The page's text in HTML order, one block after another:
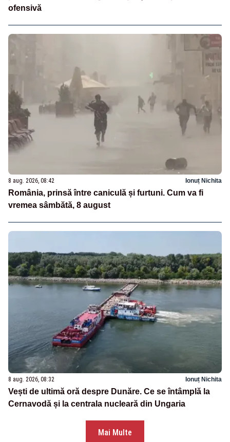
ofensivă
8 aug. 2026, 08:42 Ionuț Nichita
România, prinsă între caniculă și furtuni. Cum va fi
vremea sâmbătă, 8 august
8 aug. 2026, 08:32 Ionuț Nichita
Vești de ultimă oră despre Dunăre. Ce se întâmplă la
Cernavodă și la centrala nucleară din Ungaria
Mai Multe